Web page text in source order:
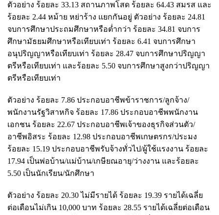
ตัวอย่าง ร้อยละ 33.13 สถานภาพโสด ร้อยละ 64.43 สมรส และ
ร้อยละ 2.44 หม้าย หย่าร้าง แยกกันอยู่ ตัวอย่าง ร้อยละ 24.81
จบการศึกษาประถมศึกษาหรือต่ำกว่า ร้อยละ 34.81 จบการ
ศึกษามัธยมศึกษาหรือเทียบเท่า ร้อยละ 6.41 จบการศึกษา
อนุปริญญาหรือเทียบเท่า ร้อยละ 28.47 จบการศึกษาปริญญา
ตรีหรือเทียบเท่า และร้อยละ 5.50 จบการศึกษาสูงกว่าปริญญา
ตรีหรือเทียบเท่า
ตัวอย่าง ร้อยละ 7.86 ประกอบอาชีพข้าราชการ/ลูกจ้าง/
พนักงานรัฐวิสาหกิจ ร้อยละ 17.86 ประกอบอาชีพพนักงาน
เอกชน ร้อยละ 22.67 ประกอบอาชีพเจ้าของธุรกิจส่วนตัว/
อาชีพอิสระ ร้อยละ 12.98 ประกอบอาชีพเกษตรกร/ประมง
ร้อยละ 15.19 ประกอบอาชีพรับจ้างทั่วไป/ผู้ใช้แรงงาน ร้อยละ
17.94 เป็นพ่อบ้าน/แม่บ้าน/เกษียณอายุ/ว่างงาน และร้อยละ
5.50 เป็นนักเรียน/นักศึกษา
ตัวอย่าง ร้อยละ 20.30 ไม่มีรายได้ ร้อยละ 19.39 รายได้เฉลี่ย
ต่อเดือนไม่เกิน 10,000 บาท ร้อยละ 28.55 รายได้เฉลี่ยต่อเดือน